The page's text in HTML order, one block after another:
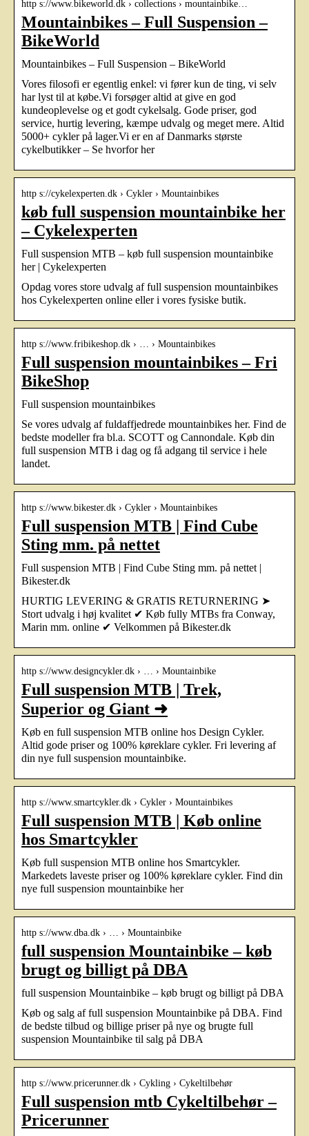
http s://www.bikeworld.dk › collections › mountainbike…
Mountainbikes – Full Suspension –
BikeWorld
Mountainbikes – Full Suspension – BikeWorld
Vores filosofi er egentlig enkel: vi fører kun de ting, vi selv
har lyst til at købe.Vi forsøger altid at give en god
kundeoplevelse og et godt cykelsalg. Gode priser, god
service, hurtig levering, kæmpe udvalg og meget mere. Altid
5000+ cykler på lager.Vi er en af Danmarks største
cykelbutikker – Se hvorfor her
http s://cykelexperten.dk › Cykler › Mountainbikes
køb full suspension mountainbike her
– Cykelexperten
Full suspension MTB – køb full suspension mountainbike
her | Cykelexperten
Opdag vores store udvalg af full suspension mountainbikes
hos Cykelexperten online eller i vores fysiske butik.
http s://www.fribikeshop.dk › … › Mountainbikes
Full suspension mountainbikes – Fri
BikeShop
Full suspension mountainbikes
Se vores udvalg af fuldaffjedrede mountainbikes her. Find de
bedste modeller fra bl.a. SCOTT og Cannondale. Køb din
full suspension MTB i dag og få adgang til service i hele
landet.
http s://www.bikester.dk › Cykler › Mountainbikes
Full suspension MTB | Find Cube
Sting mm. på nettet
Full suspension MTB | Find Cube Sting mm. på nettet |
Bikester.dk
HURTIG LEVERING & GRATIS RETURNERING ➤
Stort udvalg i høj kvalitet ✔ Køb fully MTBs fra Conway,
Marin mm. online ✔ Velkommen på Bikester.dk
http s://www.designcykler.dk › … › Mountainbike
Full suspension MTB | Trek,
Superior og Giant ➜
Køb en full suspension MTB online hos Design Cykler.
Altid gode priser og 100% køreklare cykler. Fri levering af
din nye full suspension mountainbike.
http s://www.smartcykler.dk › Cykler › Mountainbikes
Full suspension MTB | Køb online
hos Smartcykler
Køb full suspension MTB online hos Smartcykler.
Markedets laveste priser og 100% køreklare cykler. Find din
nye full suspension mountainbike her
http s://www.dba.dk › … › Mountainbike
full suspension Mountainbike – køb
brugt og billigt på DBA
full suspension Mountainbike – køb brugt og billigt på DBA
Køb og salg af full suspension Mountainbike på DBA. Find
de bedste tilbud og billige priser på nye og brugte full
suspension Mountainbike til salg på DBA
http s://www.pricerunner.dk › Cykling › Cykeltilbehør
Full suspension mtb Cykeltilbehør –
Pricerunner